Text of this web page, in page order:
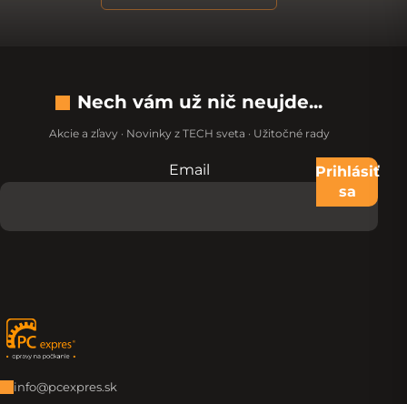
Nech vám už nič neujde...
Akcie a zľavy · Novinky z TECH sveta · Užitočné rady
Nevypĺňajte toto pole:
Email
Prihlásiť
sa
Zápätie
info@pcexpres.sk